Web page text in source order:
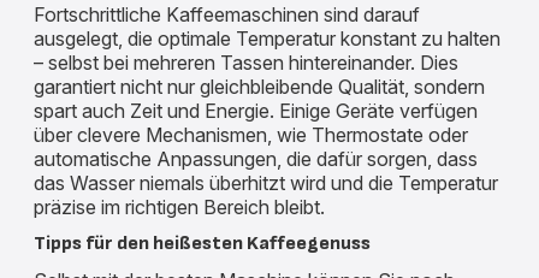
Fortschrittliche Kaffeemaschinen sind darauf
ausgelegt, die optimale Temperatur konstant zu halten
– selbst bei mehreren Tassen hintereinander. Dies
garantiert nicht nur gleichbleibende Qualität, sondern
spart auch Zeit und Energie. Einige Geräte verfügen
über clevere Mechanismen, wie Thermostate oder
automatische Anpassungen, die dafür sorgen, dass
das Wasser niemals überhitzt wird und die Temperatur
präzise im richtigen Bereich bleibt.
Tipps für den heißesten Kaffeegenuss